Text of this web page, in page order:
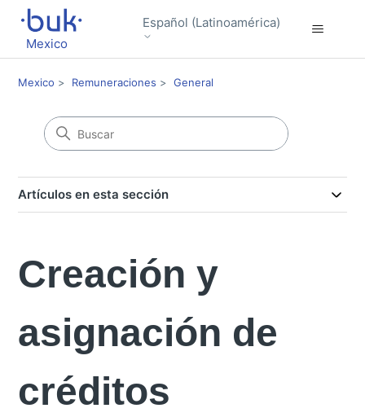
Mexico
Español (Latinoamérica)
Mexico Remuneraciones General
Artículos en esta sección
Creación y
asignación de
créditos